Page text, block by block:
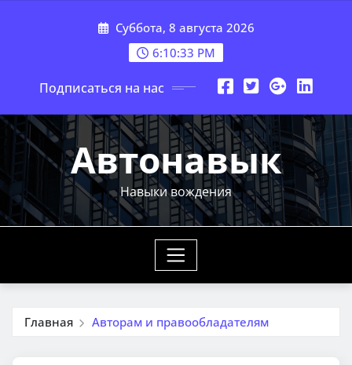
Суббота, 8 августа 2026
6:10:34 PM
Подписаться на нас
Автонавык
Навыки вождения
Главная Авторам и правообладателям